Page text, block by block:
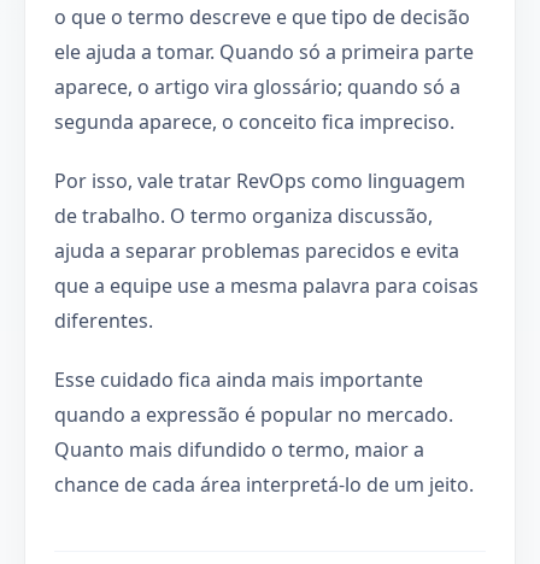
o que o termo descreve e que tipo de decisão
ele ajuda a tomar. Quando só a primeira parte
aparece, o artigo vira glossário; quando só a
segunda aparece, o conceito fica impreciso.
Por isso, vale tratar RevOps como linguagem
de trabalho. O termo organiza discussão,
ajuda a separar problemas parecidos e evita
que a equipe use a mesma palavra para coisas
diferentes.
Esse cuidado fica ainda mais importante
quando a expressão é popular no mercado.
Quanto mais difundido o termo, maior a
chance de cada área interpretá-lo de um jeito.